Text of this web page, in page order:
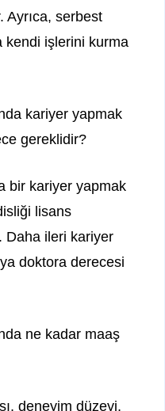
Ayrıca, serbest
kendi işlerini kurma
kariyer yapmak
gereklidir?
bir kariyer yapmak
lisans
Daha ileri kariyer
doktora derecesi
ne kadar maaş
deneyim düzeyi,